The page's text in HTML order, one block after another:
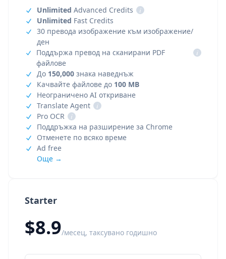
Starter
$8.9/месец, таксувано годишно
Unlimited Advanced Credits
i
Unlimited Fast Credits
30 превода изображение към изображение/
ден
Поддържа превод на сканирани PDF
файлове
i
До 150,000 знака наведнъж
Качвайте файлове до 100 MB
Неограничено AI откриване
Translate Agent
i
Pro OCR
i
Поддръжка на разширение за Chrome
Отменете по всяко време
Ad free
Още →